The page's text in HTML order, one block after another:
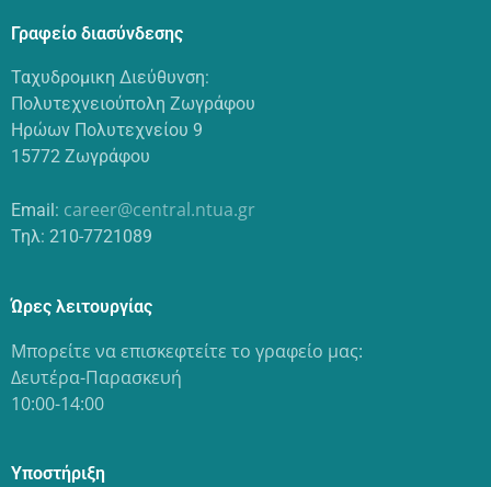
Γραφείο διασύνδεσης
Ταχυδρομικη Διεύθυνση:
Πολυτεχνειούπολη Ζωγράφου
Ηρώων Πολυτεχνείου 9
15772 Ζωγράφου
Email: career@central.ntua.gr
Τηλ: 210-7721089
Ώρες λειτουργίας
Μπορείτε να επισκεφτείτε το γραφείο μας:
Δευτέρα-Παρασκευή
10:00-14:00
Υποστήριξη